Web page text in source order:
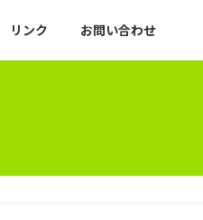
リンク お問い合わせ